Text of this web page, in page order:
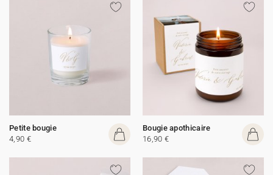
Petite bougie
4,90 €
Bougie apothicaire
16,90 €